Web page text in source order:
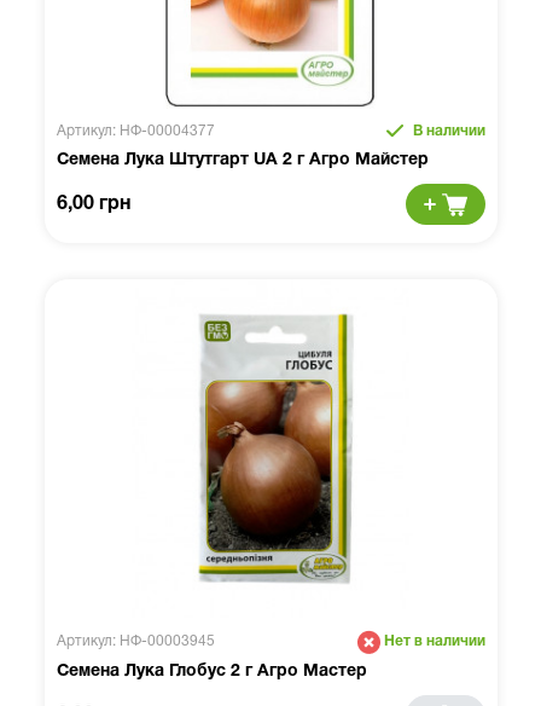
Артикул: НФ-00004377 В наличии
Семена Лука Штутгарт UA 2 г Агро Майстер
6,00 грн
Артикул: НФ-00003945 Нет в наличии
Семена Лука Глобус 2 г Агро Мастер